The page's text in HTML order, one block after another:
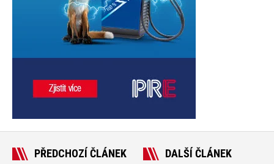
PŘEDCHOZÍ ČLÁNEK DALŠÍ ČLÁNEK